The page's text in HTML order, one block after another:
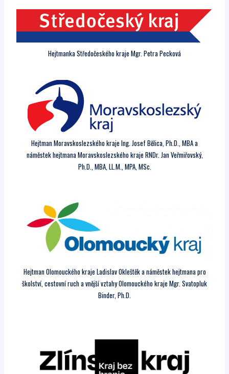
Hejtmanka Středočeského kraje Mgr. Petra Pecková
Hejtman Moravskoslezského kraje Ing. Josef Bělica, Ph.D., MBA a
náměstek hejtmana Moravskoslezského kraje RNDr. Jan Veřmiřovský,
Ph.D., MBA, LL.M., MPA, MSc.
Hejtman Olomouckého kraje Ladislav Okleštěk a náměstek hejtmana pro
školství, cestovní ruch a vnější vztahy Olomouckého kraje Mgr. Svatopluk
Binder, Ph.D.